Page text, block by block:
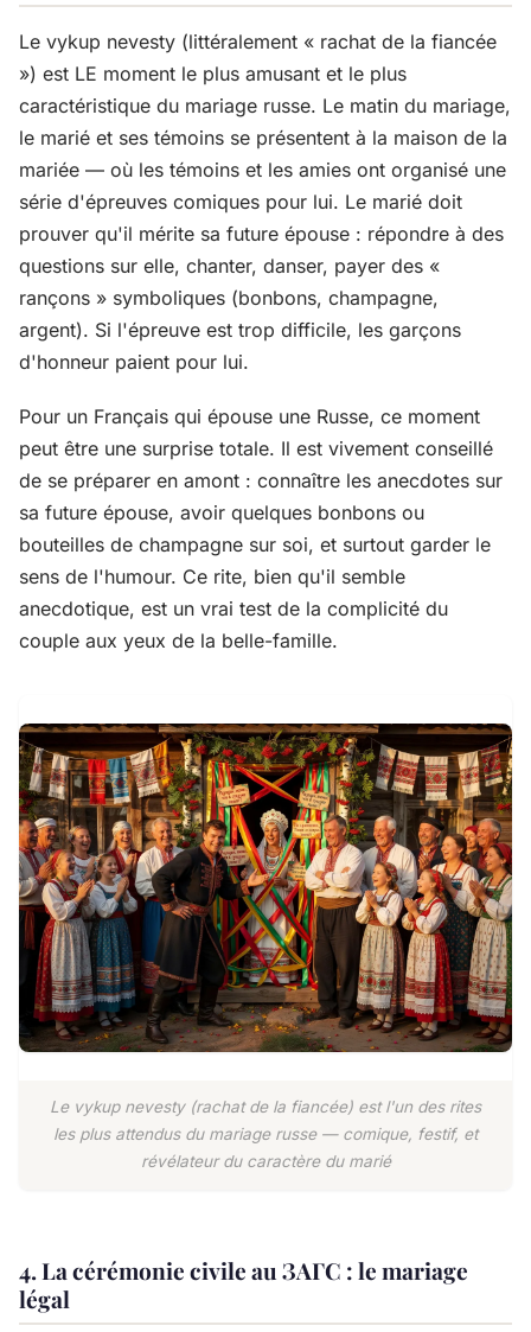
Le vykup nevesty (littéralement « rachat de la fiancée
») est LE moment le plus amusant et le plus
caractéristique du mariage russe. Le matin du mariage,
le marié et ses témoins se présentent à la maison de la
mariée — où les témoins et les amies ont organisé une
série d'épreuves comiques pour lui. Le marié doit
prouver qu'il mérite sa future épouse : répondre à des
questions sur elle, chanter, danser, payer des «
rançons » symboliques (bonbons, champagne,
argent). Si l'épreuve est trop difficile, les garçons
d'honneur paient pour lui.
Pour un Français qui épouse une Russe, ce moment
peut être une surprise totale. Il est vivement conseillé
de se préparer en amont : connaître les anecdotes sur
sa future épouse, avoir quelques bonbons ou
bouteilles de champagne sur soi, et surtout garder le
sens de l'humour. Ce rite, bien qu'il semble
anecdotique, est un vrai test de la complicité du
couple aux yeux de la belle-famille.
Le vykup nevesty (rachat de la fiancée) est l'un des rites
les plus attendus du mariage russe — comique, festif, et
révélateur du caractère du marié
4. La cérémonie civile au ЗАГС : le mariage
légal